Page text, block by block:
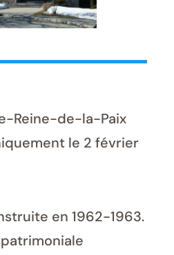
Reine-de-la-Paix
le 2 février
en 1962-1963.